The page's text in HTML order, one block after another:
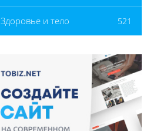
Здоровье и тело 521